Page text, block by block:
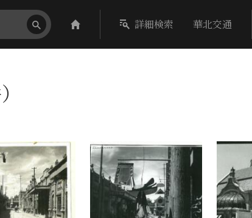
詳細検索 華北交通